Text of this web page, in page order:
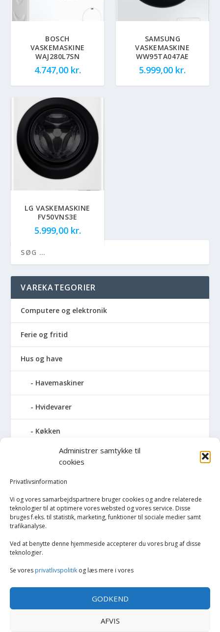
Administrer samtykke til
cookies
Privatlivsinformation
Vi og vores samarbejdspartnere bruger cookies og andre relaterede
teknologier til at optimere vores websted og vores service. Disse
bruges f.eks. til statistik, marketing, funktioner til sociale medier samt
trafikanalyse.
Ved at benytte denne hjemmeside accepterer du vores brug af disse
teknologier.
Se vores privatlivspolitik og læs mere i vores
GODKEND
AFVIS
BOSCH
VASKEMASKINE
WAJ280L7SN
4.747,00 kr.
SAMSUNG
VASKEMASKINE
WW95TA047AE
5.999,00 kr.
LG VASKEMASKINE
FV50VNS3E
5.999,00 kr.
VAREKATEGORIER
Computere og elektronik
Ferie og fritid
Hus og have
Havemaskiner
Hvidevarer
Køkken
Elkedler
Kaffemaskiner
Køkkenmaskiner og tilbehør
Køkkenvægte
Opvarmning